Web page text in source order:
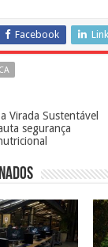
Facebook
Virada Sustentável
segurança